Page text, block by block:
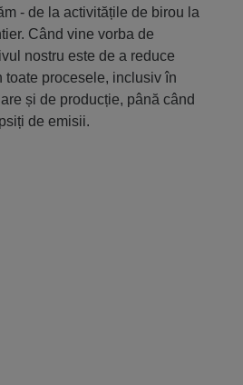
- de la activitățile de birou la
Când vine vorba de
nostru este de a reduce
toate procesele, inclusiv în
și de producție, până când
de emisii.